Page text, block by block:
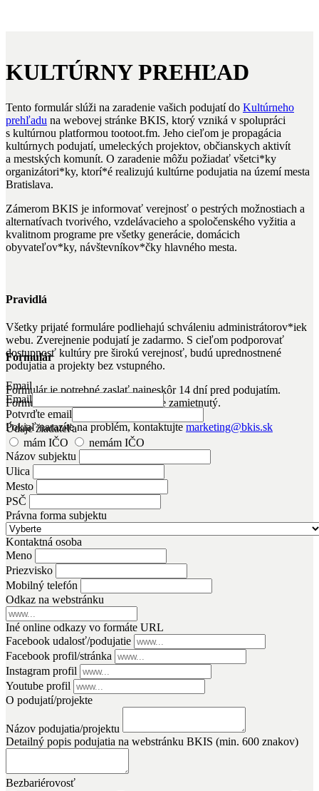
KULTÚRNY PREHĽAD
Tento formulár slúži na zaradenie vašich podujatí do Kultúrneho
prehľadu na webovej stránke BKIS, ktorý vzniká v spolupráci
s kultúrnou platformou tootoot.fm. Jeho cieľom je propagácia
kultúrnych podujatí, umeleckých projektov, občianskych aktivít
a mestských komunít. O zaradenie môžu požiadať všetci*ky
organizátori*ky, ktorí*é realizujú kultúrne podujatia na území mesta
Bratislava.
Zámerom BKIS je informovať verejnosť o pestrých možnostiach a
alternatívach tvorivého, vzdelávacieho a spoločenského vyžitia a
kvalitnom programe pre všetky generácie, domácich
obyvateľov*ky, návštevníkov*čky hlavného mesta.
Pravidlá
Všetky prijaté formuláre podliehajú schváleniu administrátorov*iek
webu. Zverejnenie podujatí je zadarmo. S cieľom podporovať
dostupnosť kultúry pre širokú verejnosť, budú uprednostnené
podujatia a projekty bez vstupného.
Formulár je potrebné zaslať najneskôr 14 dní pred podujatím.
Formulár odoslaný po termíne bude zamietnutý.
Pokiaľ narazíte na problém, kontaktujte marketing@bkis.sk
Formulár
Email
Email
Potvrďte email
Údaje žiadateľa
mám IČO
nemám IČO
Názov subjektu
Ulica
Mesto
PSČ
Právna forma subjektu
Kontaktná osoba
Meno
Priezvisko
Mobilný telefón
Odkaz na webstránku
Iné online odkazy vo formáte URL
Facebook udalosť/podujatie
Facebook profil/stránka
Instagram profil
Youtube profil
O podujatí/projekte
Názov podujatia/projektu
Detailný popis podujatia na webstránku BKIS (min. 600 znakov)
Bezbariérovosť